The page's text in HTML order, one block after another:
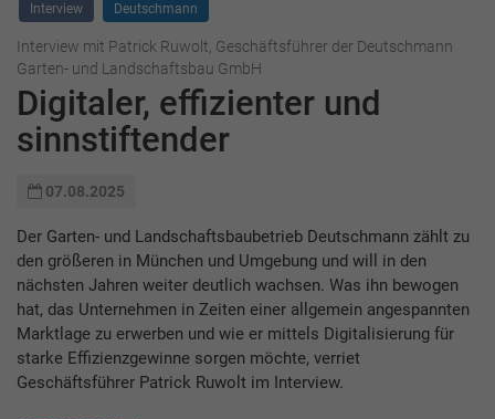
Interview Deutschmann
Interview mit Patrick Ruwolt, Geschäftsführer der Deutschmann
Garten- und Landschaftsbau GmbH
Digitaler, effizienter und
sinnstiftender
07.08.2025
Der Garten- und Landschaftsbaubetrieb Deutschmann zählt zu
den größeren in München und Umgebung und will in den
nächsten Jahren weiter deutlich wachsen. Was ihn bewogen
hat, das Unternehmen in Zeiten einer allgemein angespannten
Marktlage zu erwerben und wie er mittels Digitalisierung für
starke Effizienzgewinne sorgen möchte, verriet
Geschäftsführer Patrick Ruwolt im Interview.